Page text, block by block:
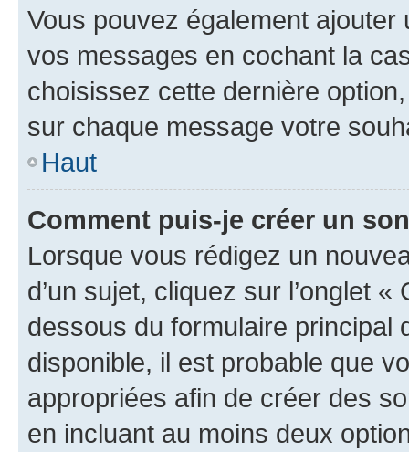
Vous pouvez également
vos messages en cochant la
choisissez cette dernière
sur chaque message votre
Haut
Comment puis-je créer un
Lorsque vous rédigez un
d’un sujet, cliquez sur l’onglet
dessous du formulaire principal
disponible, il est probable que
appropriées afin de créer des
en incluant au moins deux